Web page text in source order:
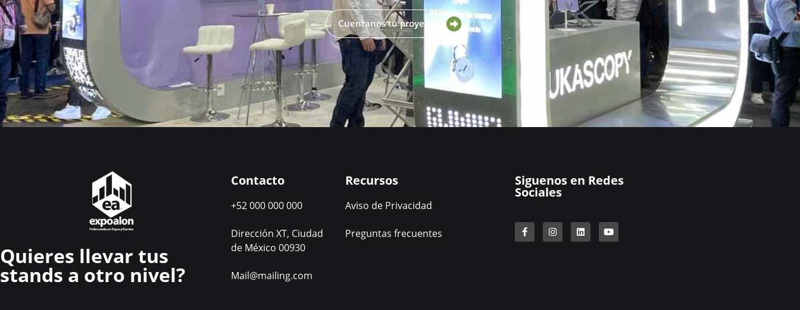
Cuentanos tu proyecto
Quieres llevar tus
stands a otro nivel?
Contacto
+52 000 000 000
Dirección XT, Ciudad
de México 00930
Mail@mailing.com
Recursos
Aviso de Privacidad
Preguntas frecuentes
Siguenos en Redes
Sociales